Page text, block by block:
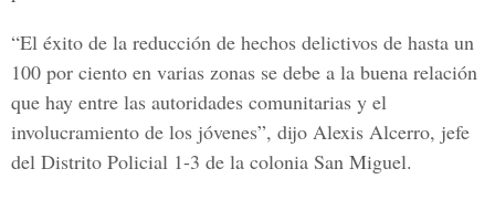
“El éxito de la reducción de hechos delictivos de hasta un
100 por ciento en varias zonas se debe a la buena relación
que hay entre las autoridades comunitarias y el
involucramiento de los jóvenes”, dijo Alexis Alcerro, jefe
del Distrito Policial 1-3 de la colonia San Miguel.